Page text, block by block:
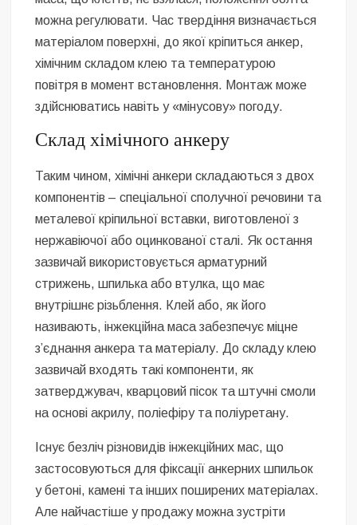
можна регулювати. Час твердіння визначається
матеріалом поверхні, до якої кріпиться анкер,
хімічним складом клею та температурою
повітря в момент встановлення. Монтаж може
здійснюватись навіть у «мінусову» погоду.
Склад хімічного анкеру
Таким чином, хімічні анкери складаються з двох
компонентів – спеціальної сполучної речовини та
металевої кріпильної вставки, виготовленої з
нержавіючої або оцинкованої сталі. Як остання
зазвичай використовується арматурний
стрижень, шпилька або втулка, що має
внутрішнє різьблення. Клей або, як його
називають, інжекційна маса забезпечує міцне
з’єднання анкера та матеріалу. До складу клею
зазвичай входять такі компоненти, як
затверджувач, кварцовий пісок та штучні смоли
на основі акрилу, поліефіру та поліуретану.
Існує безліч різновидів інжекційних мас, що
застосовуються для фіксації анкерних шпильок
у бетоні, камені та інших поширених матеріалах.
Але найчастіше у продажу можна зустріти